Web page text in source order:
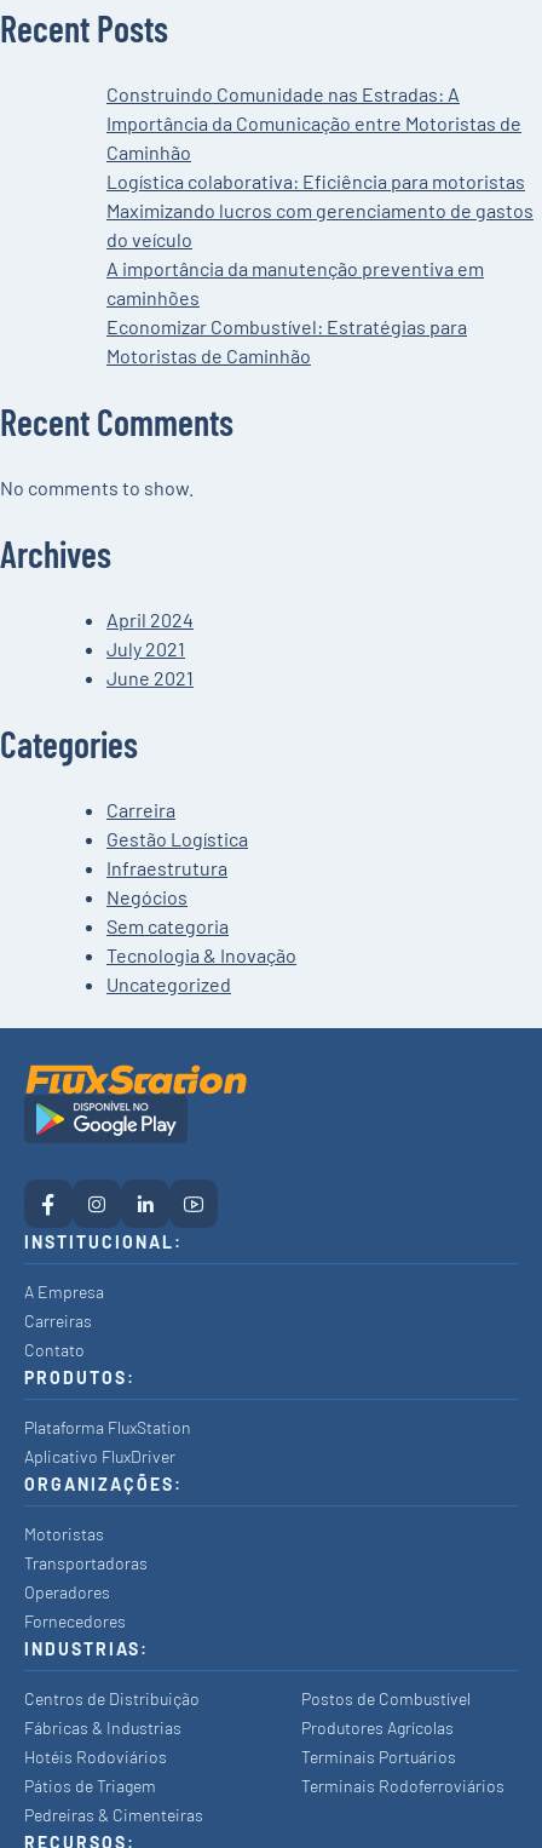
Recent Posts
Construindo Comunidade nas Estradas: A
Importância da Comunicação entre Motoristas de
Caminhão
Logística colaborativa: Eficiência para motoristas
Maximizando lucros com gerenciamento de gastos
do veículo
A importância da manutenção preventiva em
caminhões
Economizar Combustível: Estratégias para
Motoristas de Caminhão
Recent Comments
No comments to show.
Archives
April 2024
July 2021
June 2021
Categories
Carreira
Gestão Logística
Infraestrutura
Negócios
Sem categoria
Tecnologia & Inovação
Uncategorized
INSTITUCIONAL:
A Empresa
Carreiras
Contato
PRODUTOS:
Plataforma FluxStation
Aplicativo FluxDriver
ORGANIZAÇÕES:
Motoristas
Transportadoras
Operadores
Fornecedores
INDUSTRIAS:
Centros de Distribuição
Fábricas & Industrias
Hotéis Rodoviários
Pátios de Triagem
Pedreiras & Cimenteiras
Postos de Combustível
Produtores Agrícolas
Terminais Portuários
Terminais Rodoferroviários
RECURSOS: